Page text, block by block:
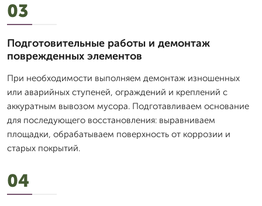
03
Подготовительные работы и демонтаж
поврежденных элементов
При необходимости выполняем демонтаж изношенных
или аварийных ступеней, ограждений и креплений с
аккуратным вывозом мусора. Подготавливаем основание
для последующего восстановления: выравниваем
площадки, обрабатываем поверхность от коррозии и
старых покрытий.
04